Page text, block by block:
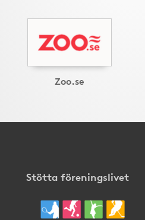
Zoo.se
Stötta föreningslivet